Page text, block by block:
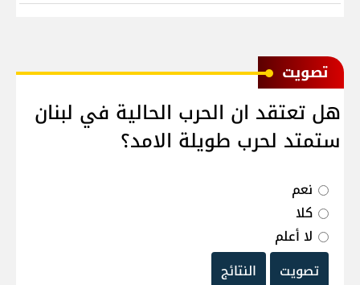
ﺗﺼﻮﻳﺖ
هل تعتقد ان الحرب الحالية في لبنان
ستمتد لحرب طويلة الامد؟
نعم
كلا
لا أعلم
تصويت
النتائج